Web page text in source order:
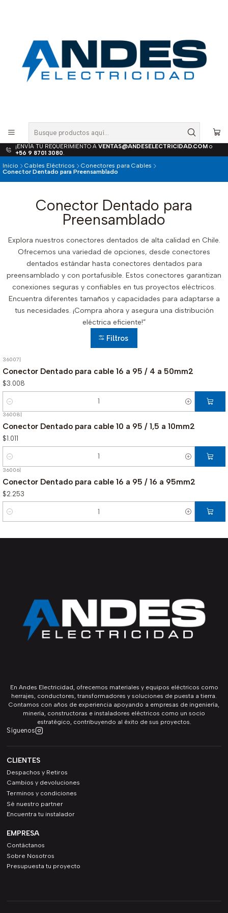
¡ENVÍA TU REQUERIMIENTO A VENTAS@ANDESELECTRICIDAD.COMo
+56 9 8701 3080.
Inicio
Cables Eléctricos
Conectores para Cables
Conector Dentado para Preensamblado
Conector Dentado para
Preensamblado
Explora nuestros conectores dentados de alta calidad en Chile.
Ofrecemos una variedad de opciones, desde conectores
dentados estándar hasta conectores dentados para
preensamblado y con portafusible. Estos conectores garantizan
conexiones seguras y confiables en tus proyectos eléctricos.
Encuentra diferentes tamaños y capacidades para adaptarse a
tus necesidades. ¡Compra ahora y asegura una distribución
eléctrica eficiente!”
Filtros
36007|
Conector Dentado para cable 16 a 95 / 4 a 50mm2
$3.008
Cantidad
36008
Conector Dentado para cable 10 a 95 / 1,5 a 10mm2
$1.011
Cantidad
36006|
Conector Dentado para cable 16 a 95 / 16 a 95mm2
$2.253
Cantidad
En Andes Electricidad, ofrecemos materiales y equipos eléctricos como
herrajes, conductores, transformadores y soluciones de puesta a tierra.
Contamos con años de experiencia apoyando a empresas de ingeniería,
minería, constructoras e instaladores eléctricos como un socio
estratégico, contribuyendo al éxito de sus proyectos.
Síguenos
CLIENTES
Despachos y Retiros
Cambios y devoluciones
Terminos y condiciones
Sé nuestro partner
Encuentra tu instalador
EMPRESA
Contáctanos
Sobre Nosotros
Presupuesta tu proyecto